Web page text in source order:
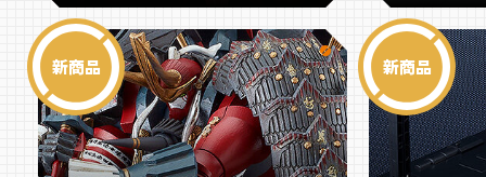
にラインナップ！
新商品 新商品